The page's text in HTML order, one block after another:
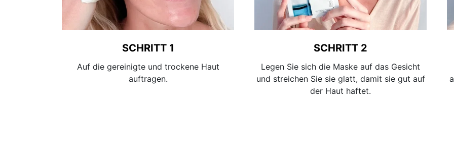
SCHRITT 1
Auf die gereinigte und trockene Haut
auftragen.
SCHRITT 2
Legen Sie sich die Maske auf das Gesicht
und streichen Sie sie glatt, damit sie gut auf
der Haut haftet.